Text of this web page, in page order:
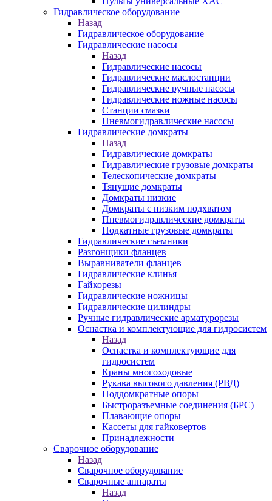
Гидравлическое оборудование
Назад
Гидравлическое оборудование
Гидравлические насосы
Назад
Гидравлические насосы
Гидравлические маслостанции
Гидравлические ручные насосы
Гидравлические ножные насосы
Станции смазки
Пневмогидравлические насосы
Гидравлические домкраты
Назад
Гидравлические домкраты
Гидравлические грузовые домкраты
Телескопические домкраты
Тянущие домкраты
Домкраты низкие
Домкраты с низким подхватом
Пневмогидравлические домкраты
Подкатные грузовые домкраты
Гидравлические съемники
Разгонщики фланцев
Выравниватели фланцев
Гидравлические клинья
Гайкорезы
Гидравлические ножницы
Гидравлические цилиндры
Ручные гидравлические арматурорезы
Оснастка и комплектующие для гидросистем
Назад
Оснастка и комплектующие для
гидросистем
Краны многоходовые
Рукава высокого давления (РВД)
Поддомкратные опоры
Быстроразъемные соединения (БРС)
Плавающие опоры
Кассеты для гайковертов
Принадлежности
Сварочное оборудование
Назад
Сварочное оборудование
Сварочные аппараты
Назад